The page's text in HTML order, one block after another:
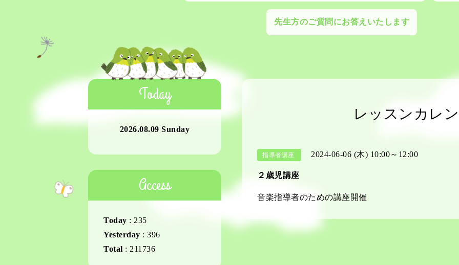
先生方のご質問にお答えいたします
レッスンカレ
指導者講座 2024-06-06 (木) 10:00～12:00
２歳児講座
音楽指導者のための講座開催
Today
2026.08.09 Sunday
Access
Today : 235
Yesterday : 396
Total : 211736